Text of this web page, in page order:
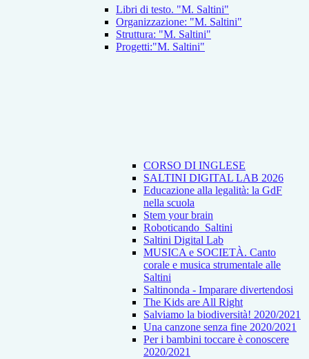
Libri di testo. "M. Saltini"
Organizzazione: "M. Saltini"
Struttura: "M. Saltini"
Progetti:"M. Saltini"
CORSO DI INGLESE
SALTINI DIGITAL LAB 2026
Educazione alla legalità: la GdF
nella scuola
Stem your brain
Roboticando_Saltini
Saltini Digital Lab
MUSICA e SOCIETÀ. Canto
corale e musica strumentale alle
Saltini
Saltinonda - Imparare divertendosi
The Kids are All Right
Salviamo la biodiversità! 2020/2021
Una canzone senza fine 2020/2021
Per i bambini toccare è conoscere
2020/2021